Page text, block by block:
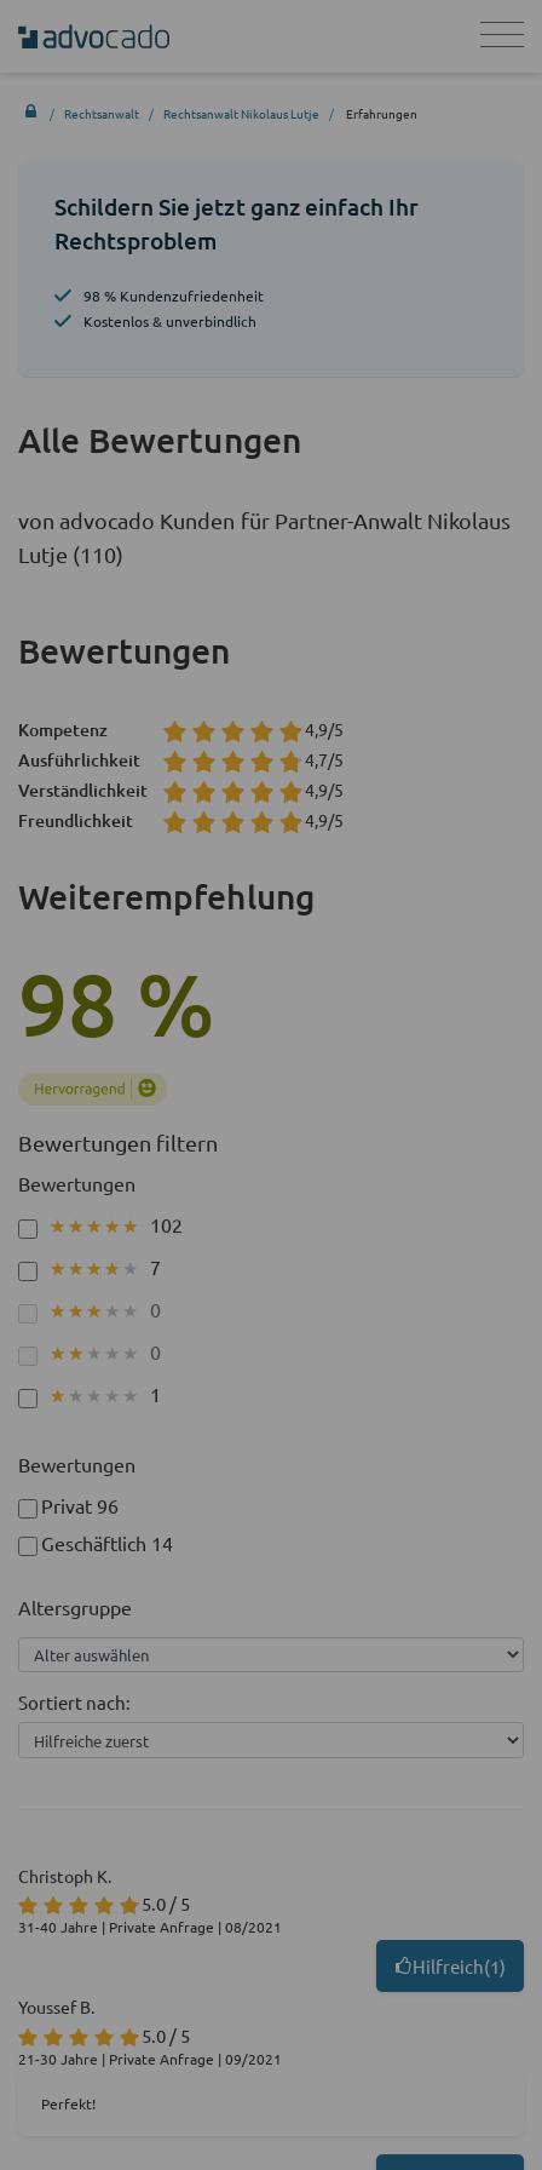
Rechtsanwalt Rechtsanwalt Nikolaus Lutje Erfahrungen
Schildern Sie jetzt ganz einfach Ihr
Rechtsproblem
98 % Kundenzufriedenheit
Kostenlos & unverbindlich
Alle Bewertungen
von advocado Kunden für Partner-Anwalt Nikolaus
Lutje (110)
Weiterempfehlung
98 %
Bewertungen
Kompetenz 4,9/5
Ausführlichkeit 4,7/5
Verständlichkeit 4,9/5
Freundlichkeit 4,9/5
Bewertungen filtern
Bewertungen
★★★★★
★★★★★ 102
★★★★★
★★★★★ 7
★★★★★
★★★★★ 0
★★★★★
★★★★★ 0
★★★★★
★★★★★ 1
Bewertungen
Privat 96
Geschäftlich 14
Altersgruppe
Sortiert nach:
Christoph K.
5.0 / 5
31-40 Jahre | Private Anfrage | 08/2021
Hilfreich(1)
Youssef B.
5.0 / 5
21-30 Jahre | Private Anfrage | 09/2021
Perfekt!